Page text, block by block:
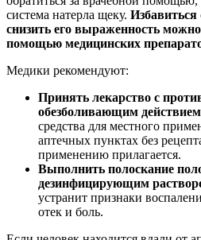
система натерла щеку.
снизить его выраженность
помощью медицинских
Медики рекомендуют:
Принять лекарство с
обезболивающим
средства для местного
аптечных пунктах без
применению прилагается.
Выполнить полоскание
дезинфицирующим
устранит признаки
отек и боль.